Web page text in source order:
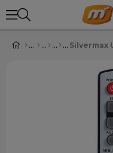
Silvermax